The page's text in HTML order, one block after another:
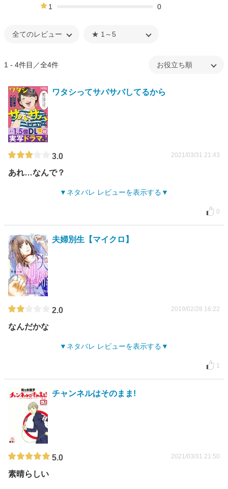
1
0
1 - 4件目／全4件
ワタシってサバサバしてるから
3.0 2021/03/31 21:43
あれ…なんで？
ネタバレ レビューを表示する
0
夫婦別生【マイクロ】
2.0 2019/02/28 16:22
なんだかな
ネタバレ レビューを表示する
1
チャンネルはそのまま!
5.0 2021/03/31 21:50
素晴らしい